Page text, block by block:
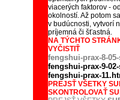
viacerých faktorov -
okolností. Až potom
v budúcnosti, vytvorí
príjemná či šťastná.
NA TÝCHTO
VYČISTIŤ
fengshui-prax-8-
fengshui-prax-9-
fengshui-prax-
PREJSŤ VŠETKY
SKONTROLOVAŤ